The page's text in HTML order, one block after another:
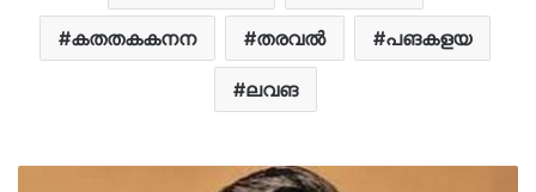
കതതകകനന തരവൽ പങകളയ
ലവങ